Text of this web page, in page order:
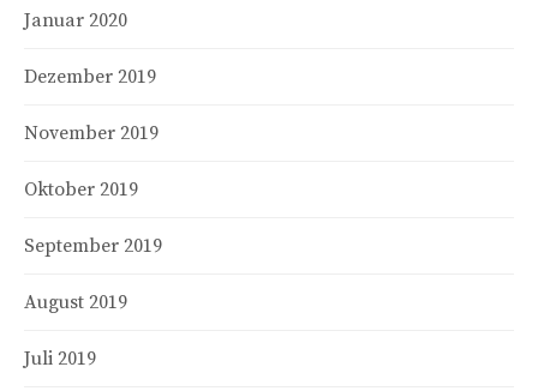
Januar 2020
Dezember 2019
November 2019
Oktober 2019
September 2019
August 2019
Juli 2019